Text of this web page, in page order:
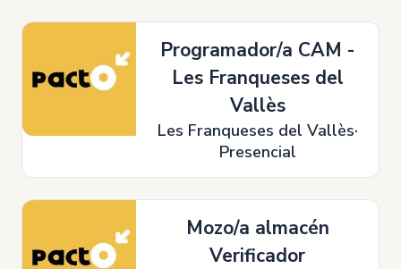
Programador/a CAM -
Les Franqueses del
Vallès
Les Franqueses del Vallès
Presencial
Mozo/a almacén
Verificador